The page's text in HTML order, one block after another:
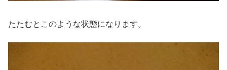
たたむとこのような状態になります。